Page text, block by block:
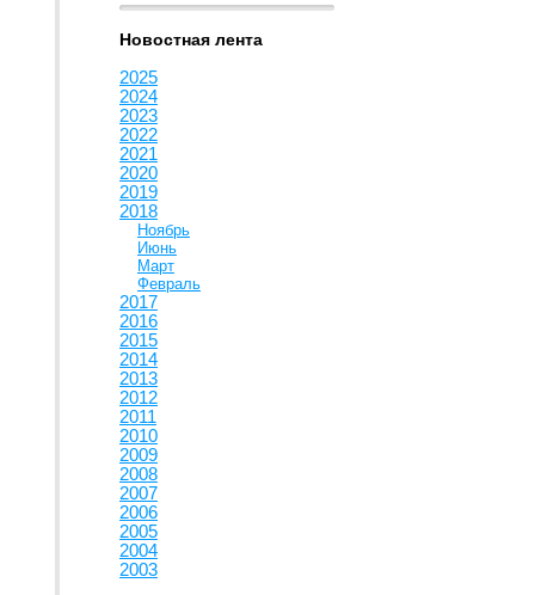
Новостная лента
2025
2024
2023
2022
2021
2020
2019
2018
Ноябрь
Июнь
Март
Февраль
2017
2016
2015
2014
2013
2012
2011
2010
2009
2008
2007
2006
2005
2004
2003